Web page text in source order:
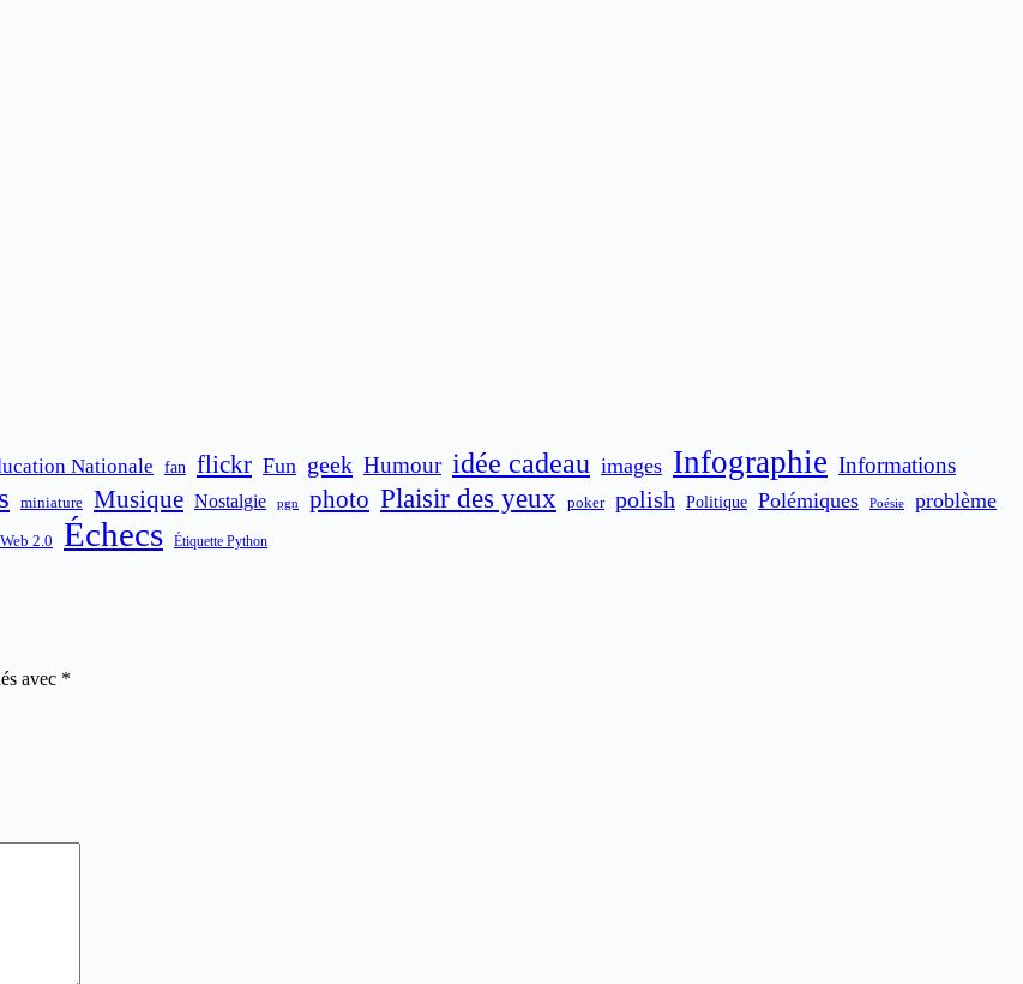
Nationale fan flickr Fun geek Humour idée cadeau images Infographie Informations
miniature Musique Nostalgie pgn photo Plaisir des yeux poker polish Politique Polémiques Poésie problème
Web 2.0 Échecs Étiquette Python
avec *